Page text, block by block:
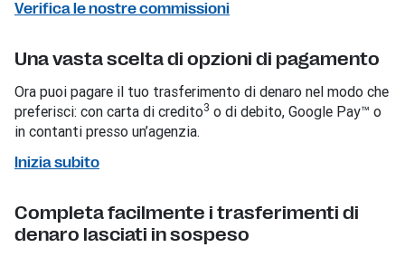
Verifica le nostre commissioni
Una vasta scelta di opzioni di pagamento
Ora puoi pagare il tuo trasferimento di denaro nel modo che
preferisci: con carta di credito3 o di debito, Google Pay™ o
in contanti presso un’agenzia.
Inizia subito
Completa facilmente i trasferimenti di
denaro lasciati in sospeso